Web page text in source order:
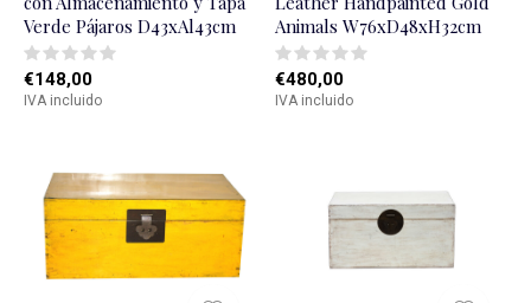
Verde Pájaros D43xAl43cm
€148,00
IVA incluido
Animals W76xD48xH32cm
€480,00
IVA incluido